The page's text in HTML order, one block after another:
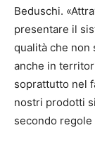
Beduschi.
presentare il
qualità che non
anche in
soprattutto nel
nostri prodotti
secondo regole